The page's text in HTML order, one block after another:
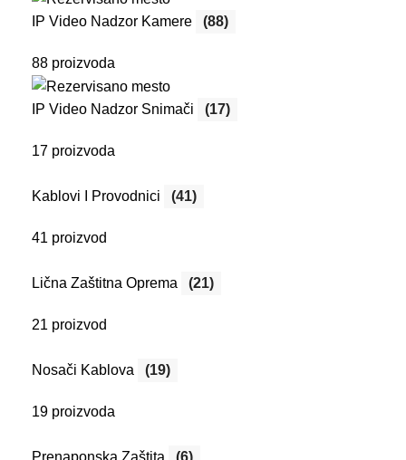
IP Video Nadzor Kamere (88)
88 proizvoda
IP Video Nadzor Snimači (17)
17 proizvoda
Kablovi I Provodnici (41)
41 proizvod
Lična Zaštitna Oprema (21)
21 proizvod
Nosači Kablova (19)
19 proizvoda
Prenaponska Zaštita (6)